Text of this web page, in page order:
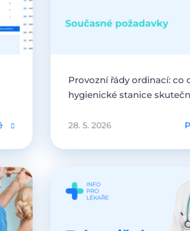
Provozní řády ordinací: co
hygienické stanice
28. 5. 2026